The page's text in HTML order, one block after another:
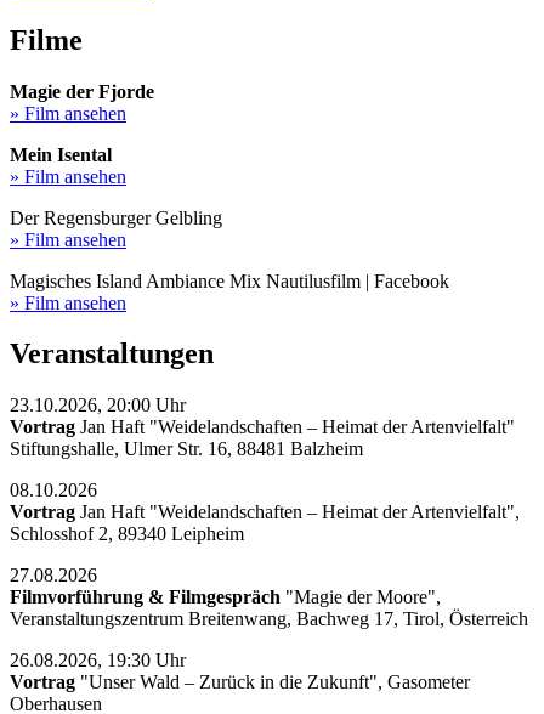
Filme
Magie der Fjorde
» Film ansehen
Mein Isental
» Film ansehen
Der Regensburger Gelbling
» Film ansehen
Magisches Island Ambiance Mix Nautilusfilm | Facebook
» Film ansehen
Veranstaltungen
23.10.2026, 20:00 Uhr
Vortrag Jan Haft "Weidelandschaften – Heimat der Artenvielfalt"
Stiftungshalle, Ulmer Str. 16, 88481 Balzheim
08.10.2026
Vortrag Jan Haft "Weidelandschaften – Heimat der Artenvielfalt",
Schlosshof 2, 89340 Leipheim
27.08.2026
Filmvorführung & Filmgespräch "Magie der Moore",
Veranstaltungszentrum Breitenwang, Bachweg 17, Tirol, Österreich
26.08.2026, 19:30 Uhr
Vortrag "Unser Wald – Zurück in die Zukunft", Gasometer
Oberhausen